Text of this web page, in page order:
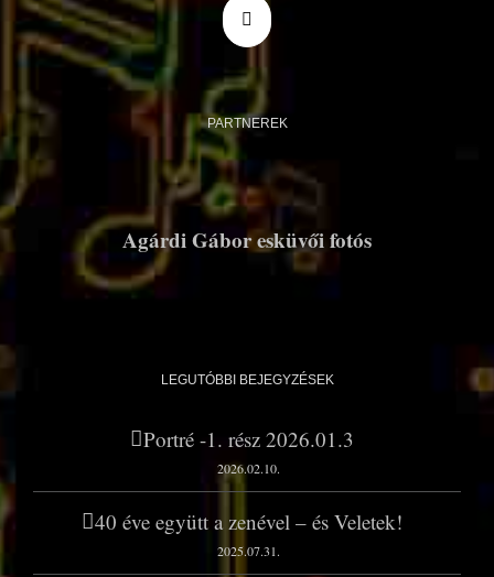
PARTNEREK
Agárdi Gábor esküvői fotós
LEGUTÓBBI BEJEGYZÉSEK
Portré -1. rész 2026.01.3
2026.02.10.
40 éve együtt a zenével – és Veletek!
2025.07.31.